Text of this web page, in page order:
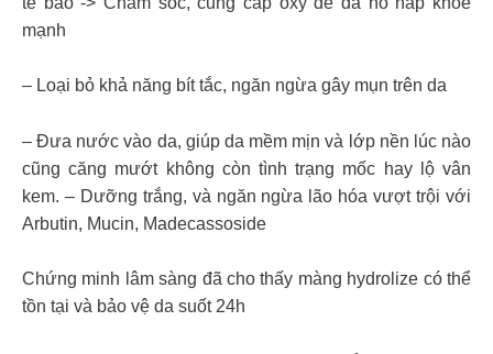
mạnh
– Loại bỏ khả năng bít tắc, ngăn ngừa gây mụn trên da
– Đưa nước vào da, giúp da mềm mịn và lớp nền lúc nào
cũng căng mướt không còn tình trạng mốc hay lộ vân
kem. – Dưỡng trắng, và ngăn ngừa lão hóa vượt trội với
Arbutin, Mucin, Madecassoside
Chứng minh lâm sàng đã cho thấy màng hydrolize có thể
tồn tại và bảo vệ da suốt 24h